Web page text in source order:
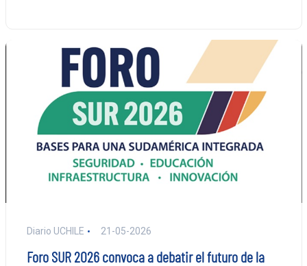
Diario UCHILE 21-05-2026
Foro SUR 2026 convoca a debatir el futuro de la